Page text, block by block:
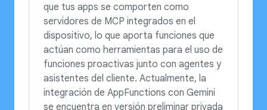
que tus apps se comporten como
servidores de MCP integrados en el
dispositivo, lo que aporta funciones que
actúan como herramientas para el uso de
funciones proactivas junto con agentes y
asistentes del cliente. Actualmente, la
integración de AppFunctions con Gemini
se encuentra en versión preliminar privada